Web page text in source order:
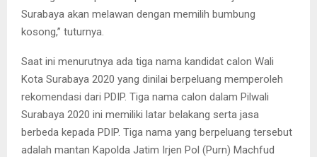
Surabaya akan melawan dengan memilih bumbung
kosong,” tuturnya.
Saat ini menurutnya ada tiga nama kandidat calon Wali
Kota Surabaya 2020 yang dinilai berpeluang memperoleh
rekomendasi dari PDIP. Tiga nama calon dalam Pilwali
Surabaya 2020 ini memiliki latar belakang serta jasa
berbeda kepada PDIP. Tiga nama yang berpeluang tersebut
adalah mantan Kapolda Jatim Irjen Pol (Purn) Machfud